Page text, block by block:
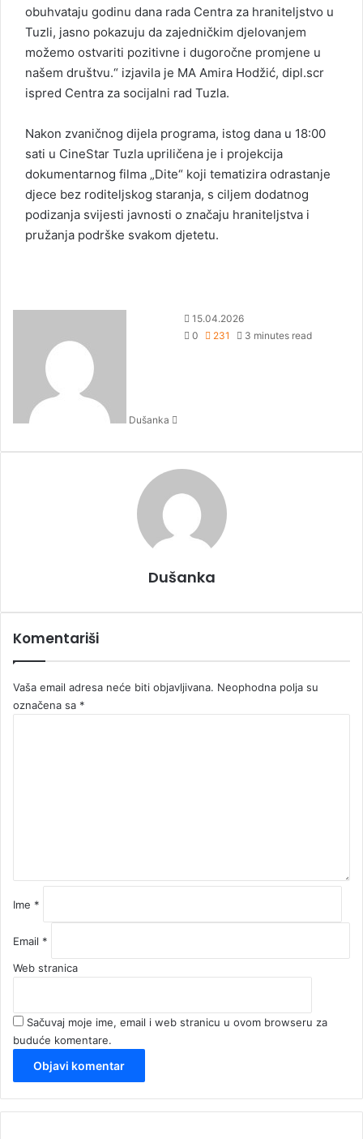
obuhvataju godinu dana rada Centra za hraniteljstvo u
Tuzli, jasno pokazuju da zajedničkim djelovanjem
možemo ostvariti pozitivne i dugoročne promjene u
našem društvu.“ izjavila je MA Amira Hodžić, dipl.scr
ispred Centra za socijalni rad Tuzla.
Nakon zvaničnog dijela programa, istog dana u 18:00
sati u CineStar Tuzla upriličena je i projekcija
dokumentarnog filma „Dite“ koji tematizira odrastanje
djece bez roditeljskog staranja, s ciljem dodatnog
podizanja svijesti javnosti o značaju hraniteljstva i
pružanja podrške svakom djetetu.
Dušanka
a
i
15.04.2026
0
231 3 minutes read
Dušanka
Komentariši
Vaša email adresa neće biti objavljivana. Neophodna polja su
označena sa *
Ime *
Email *
Web stranica
Sačuvaj moje ime, email i web stranicu u ovom browseru za
buduće komentare.